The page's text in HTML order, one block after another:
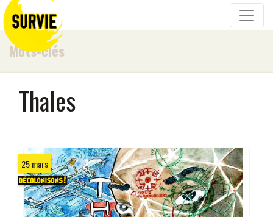
Mots-clés
Thales
25 mars